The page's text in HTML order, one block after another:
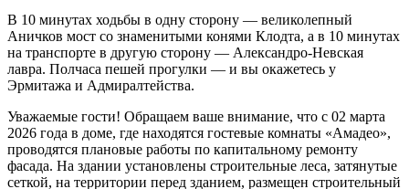
В 10 минутах ходьбы в одну сторону — великолепный
Аничков мост со знаменитыми конями Клодта, а в 10 минутах
на транспорте в другую сторону — Александро-Невская
лавра. Полчаса пешей прогулки — и вы окажетесь у
Эрмитажа и Адмиралтейства.
Уважаемые гости! Обращаем ваше внимание, что с 02 марта
2026 года в доме, где находятся гостевые комнаты «Амадео»,
проводятся плановые работы по капитальному ремонту
фасада. На здании установлены строительные леса, затянутые
сеткой, на территории перед зданием, размещен строительный